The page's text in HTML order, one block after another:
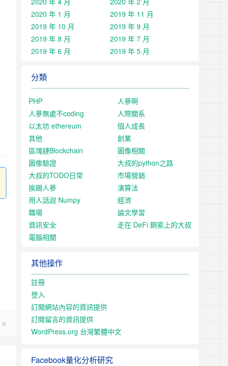
2020 年 1 月
2019 年 11 月
2019 年 10 月
2019 年 9 月
2019 年 8 月
2019 年 7 月
2019 年 6 月
2019 年 5 月
分類
PHP
人蔘啊
人蔘無處不coding
人際關系
以太坊 ethereum
個人成長
其他
創業
區塊鏈Blockchain
圖像相關
圖像驗證
大叔的python之路
大叔的TODO日常
市場營銷
挨踢人蔘
演算法
用人話說 Numpy
經濟
職場
論文學習
資訊安全
走在 DeFi 鋼索上的大叔
電腦相關
其他操作
註冊
登入
訂閱網站內容的資訊提供
訂閱留言的資訊提供
WordPress.org 台灣繁體中文
Facebook量化分析研究